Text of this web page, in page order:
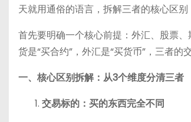
天就用通俗的语言，拆解三者的核心区
首先要明确一个核心前提：外汇、股票
货是“买合约”，外汇是“买货币”，三者
一、核心区别拆解：从3个维度分清三者
交易标的：买的东西完全不同